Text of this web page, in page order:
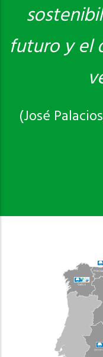
futuro y el
(José